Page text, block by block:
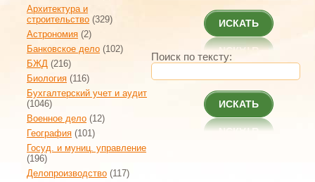
Архитектура и
строительство (329)
Астрономия (2)
Банковское дело (102)
БЖД (216)
Биология (116)
Бухгалтерский учет и аудит
(1046)
Военное дело (12)
География (101)
Госуд. и муниц. управление
(196)
Делопроизводство (117)
ИСКАТЬ
Поиск по тексту:
ИСКАТЬ